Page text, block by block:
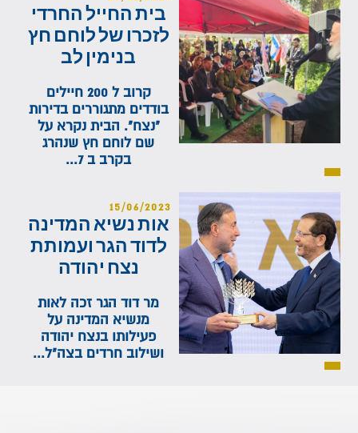
בית החייל החרדי
לזכרו של לוחם חץ
בנימין לב
קרוב ל 200 חיילים
בודדים מתגוררים בדירות
"נצח". הבית נקרא על
שם לוחם חץ שנהרג
בקרב ב 7...
15/06/2023
אות נשיא המדינה
לדוד הגר ועמותת
נצח יהודה
מר דוד הגר זכה לאות
מנשיא המדינה על
פעילותו בנצח יהודה
ושילוב חרדים בצה"ל...